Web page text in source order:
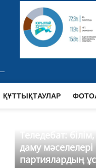
ҚҰТТЫҚТАУЛАР
Теледебат:
даму
партиялардың